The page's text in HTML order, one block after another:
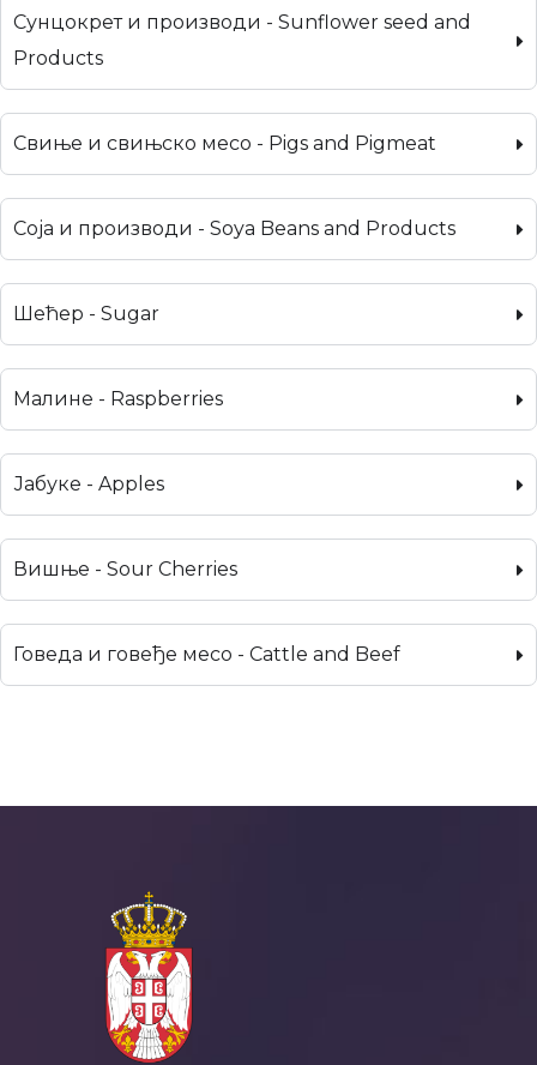
Сунцокрет и производи - Sunflower seed and
Products
Свиње и свињско месо - Pigs and Pigmeat
Соја и производи - Soya Beans and Products
Шећер - Sugar
Малине - Raspberries
Јабуке - Apples
Вишње - Sour Cherries
Говеда и говеђе месо - Cattle and Beef